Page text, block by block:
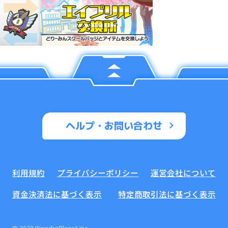
ヘルプ・お問い合わせ
利用規約 プライバシーポリシー
運営会社について
資金決済法に基づく表示
特定商取引法に基づく表示